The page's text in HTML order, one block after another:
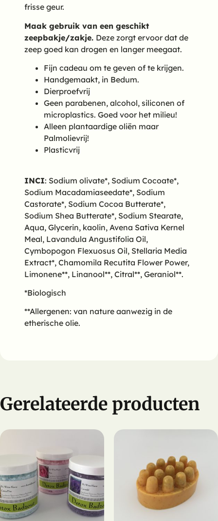
frisse geur.
Maak gebruik van een geschikt
zeepbakje/zakje. Deze zorgt ervoor dat de
zeep goed kan drogen en langer meegaat.
Fijn cadeau om te geven of te krijgen.
Handgemaakt, in Bedum.
Dierproefvrij
Geen parabenen, alcohol, siliconen of
microplastics. Goed voor het milieu!
Alleen plantaardige oliën maar
Palmolievrij!
Plasticvrij
INCI: Sodium olivate*, Sodium Cocoate*,
Sodium Macadamiaseedate*, Sodium
Castorate*, Sodium Cocoa Butterate*,
Sodium Shea Butterate*, Sodium Stearate,
Aqua, Glycerin, kaolin, Avena Sativa Kernel
Meal, Lavandula Angustifolia Oil,
Cymbopogon Flexuosus Oil, Stellaria Media
Extract*, Chamomila Recutita Flower Power,
Limonene**, Linanool**, Citral**, Geraniol**.
*Biologisch
**Allergenen: van nature aanwezig in de
etherische olie.
Gerelateerde producten